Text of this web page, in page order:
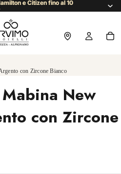
e Citizen fino al 10
e Citizen fino al 10
con Zircone Bianco
New
con Zircone